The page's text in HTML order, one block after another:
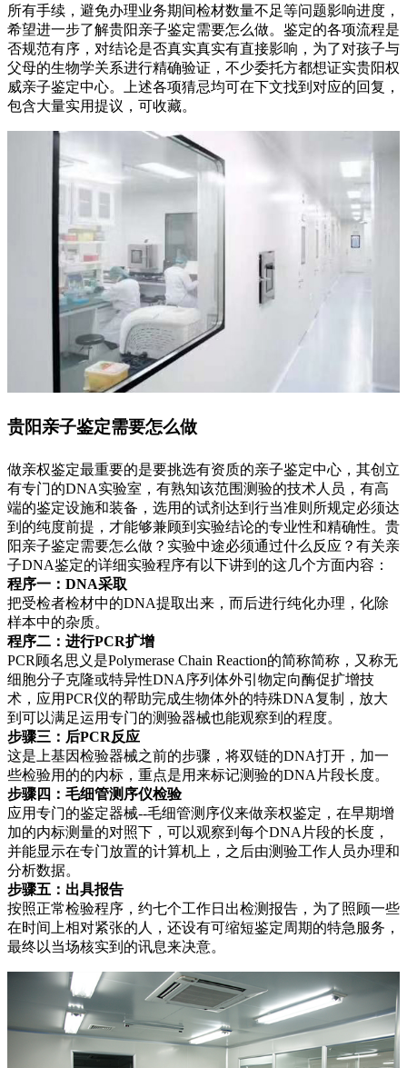
所有手续，避免办理业务期间检材数量不足等问题影响进度，
希望进一步了解贵阳亲子鉴定需要怎么做。鉴定的各项流程是
否规范有序，对结论是否真实真实有直接影响，为了对孩子与
父母的生物学关系进行精确验证，不少委托方都想证实贵阳权
威亲子鉴定中心。上述各项猜忌均可在下文找到对应的回复，
包含大量实用提议，可收藏。
贵阳亲子鉴定需要怎么做
做亲权鉴定最重要的是要挑选有资质的亲子鉴定中心，其创立
有专门的DNA实验室，有熟知该范围测验的技术人员，有高
端的鉴定设施和装备，选用的试剂达到行当准则所规定必须达
到的纯度前提，才能够兼顾到实验结论的专业性和精确性。贵
阳亲子鉴定需要怎么做？实验中途必须通过什么反应？有关亲
子DNA鉴定的详细实验程序有以下讲到的这几个方面内容：
程序一：DNA采取
把受检者检材中的DNA提取出来，而后进行纯化办理，化除
样本中的杂质。
程序二：进行PCR扩增
PCR顾名思义是Polymerase Chain Reaction的简称简称，又称无
细胞分子克隆或特异性DNA序列体外引物定向酶促扩增技
术，应用PCR仪的帮助完成生物体外的特殊DNA复制，放大
到可以满足运用专门的测验器械也能观察到的程度。
步骤三：后PCR反应
这是上基因检验器械之前的步骤，将双链的DNA打开，加一
些检验用的的内标，重点是用来标记测验的DNA片段长度。
步骤四：毛细管测序仪检验
应用专门的鉴定器械--毛细管测序仪来做亲权鉴定，在早期增
加的内标测量的对照下，可以观察到每个DNA片段的长度，
并能显示在专门放置的计算机上，之后由测验工作人员办理和
分析数据。
步骤五：出具报告
按照正常检验程序，约七个工作日出检测报告，为了照顾一些
在时间上相对紧张的人，还设有可缩短鉴定周期的特急服务，
最终以当场核实到的讯息来决意。